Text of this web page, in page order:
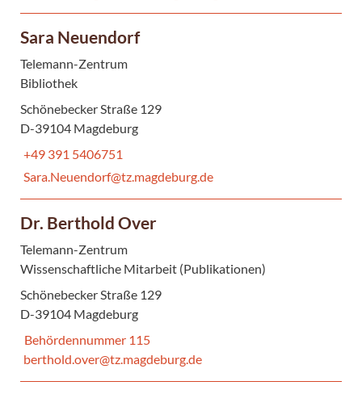
Sara Neuendorf
Telemann-Zentrum
Bibliothek
Schönebecker Straße 129
D-39104 Magdeburg
+49 391 5406751
Sara.Neuendorf@tz.magdeburg.de
Dr. Berthold Over
Telemann-Zentrum
Wissenschaftliche Mitarbeit (Publikationen)
Schönebecker Straße 129
D-39104 Magdeburg
Behördennummer 115
berthold.over@tz.magdeburg.de